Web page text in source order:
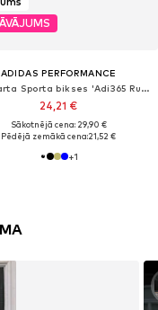
ADIDAS PERFORMANCE
Standarta Sporta bikses 'Adi365 Running Essentials'
24,21 €
Sākotnējā cena: 29,90 €
Pēdējā zemākā cena:21,52 €
+1